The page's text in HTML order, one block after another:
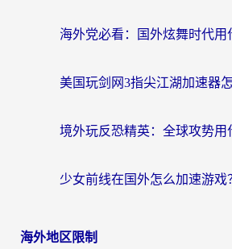
海外地区限制